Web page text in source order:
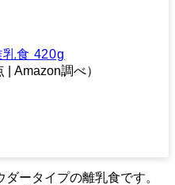
乳食 420g
| Amazon調べ）
ータイプの離乳食です。